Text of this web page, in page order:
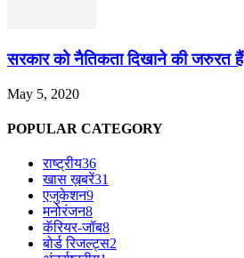
सरकार को नैतिकता दिखाने की जरुरत हैं
May 5, 2020
POPULAR CATEGORY
राष्ट्रीय36
खास ख़बरें31
एजुकेशन9
मनोरंजन8
कॅरियर-जॉब8
बोर्ड रिजल्ट्स2